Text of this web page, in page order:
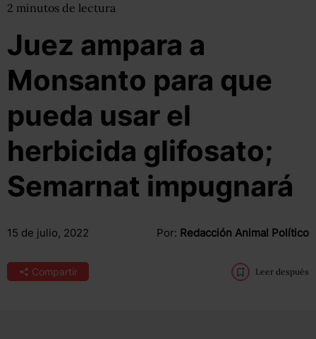
2 minutos de lectura
Juez ampara a
Monsanto para que
pueda usar el
herbicida glifosato;
Semarnat impugnará
15 de julio, 2022 Por: Redacción Animal Político
Compartir Leer después